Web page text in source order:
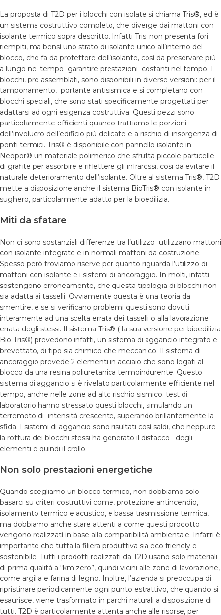
La proposta di T2D per i blocchi con isolate si chiama Tris®, ed è
un sistema costruttivo completo, che diverge dai mattoni con
isolante termico sopra descritto. Infatti Tris, non presenta fori
riempiti, ma bensì uno strato di isolante unico all’interno del
blocco, che fa da protettore dell’isolante, così da preservare più
a lungo nel tempo garantire prestazioni costanti nel tempo. I
blocchi, pre assemblati, sono disponibili in diverse versioni: per il
tamponamento, portante antisismica e si completano con
blocchi speciali, che sono stati specificamente progettati per
adattarsi ad ogni esigenza costruttiva. Questi pezzi sono
particolarmente efficienti quando trattiamo le porzioni
dell’involucro dell’edificio più delicate e a rischio di insorgenza di
ponti termici. Tris® è disponibile con pannello isolante in
Neopor® un materiale polimerico che sfrutta piccole particelle
di grafite per assorbire e riflettere gli infrarossi, così da evitare il
naturale deterioramento dell’isolante. Oltre al sistema Tris®, T2D
mette a disposizione anche il sistema BioTris® con isolante in
sughero, particolarmente adatto per la bioedilizia.
Miti da sfatare
Non ci sono sostanziali differenze tra l’utilizzo utilizzano mattoni
con isolante integrato e in normali mattoni da costruzione.
Spesso però troviamo riserve per quanto riguarda l’utilizzo di
mattoni con isolante e i sistemi di ancoraggio. In molti, infatti
sostengono erroneamente, che questa tipologia di blocchi non
sia adatta ai tasselli. Ovviamente questa è una teoria da
smentire, e se si verificano problemi questi sono dovuti
interamente ad una scelta errata dei tasselli o alla lavorazione
errata degli stessi. Il sistema Tris® ( la sua versione per bioedilizia
Bio Tris®) prevedono infatti, un sistema di aggancio integrato e
brevettato, di tipo sia chimico che meccanico. Il sistema di
ancoraggio prevede 2 elementi in acciaio che sono legati al
blocco da una resina poliuretanica termoindurente. Questo
sistema di aggancio si è rivelato particolarmente efficiente nel
tempo, anche nelle zone ad alto rischio sismico. test di
laboratorio hanno stressato questi blocchi, simulando un
terremoto di intensità crescente, superando brillantemente la
sfida. I sistemi di aggancio sono risultati così saldi, che neppure
la rottura dei blocchi stessi ha generato il distacco degli
elementi e quindi il crollo.
Non solo prestazioni energetiche
Quando scegliamo un blocco termico, non dobbiamo solo
basarci su criteri costruttivi come, protezione antincendio,
isolamento termico e acustico, e bassa trasmissione termica,
ma dobbiamo anche stare attenti a come questi prodotto
vengono realizzati in base alla compatibilità ambientale. Infatti è
importante che tutta la filiera produttiva sia eco friendly e
sostenibile. Tutti i prodotti realizzati da T2D usano solo materiali
di prima qualità a “km zero”, quindi vicini alle zone di lavorazione,
come argilla e farina di legno. Inoltre, l’azienda si preoccupa di
ripristinare periodicamente ogni punto estrattivo, che quando si
esaurisce, viene trasformato in parchi naturali a disposizione di
tutti. T2D è particolarmente attenta anche alle risorse, per